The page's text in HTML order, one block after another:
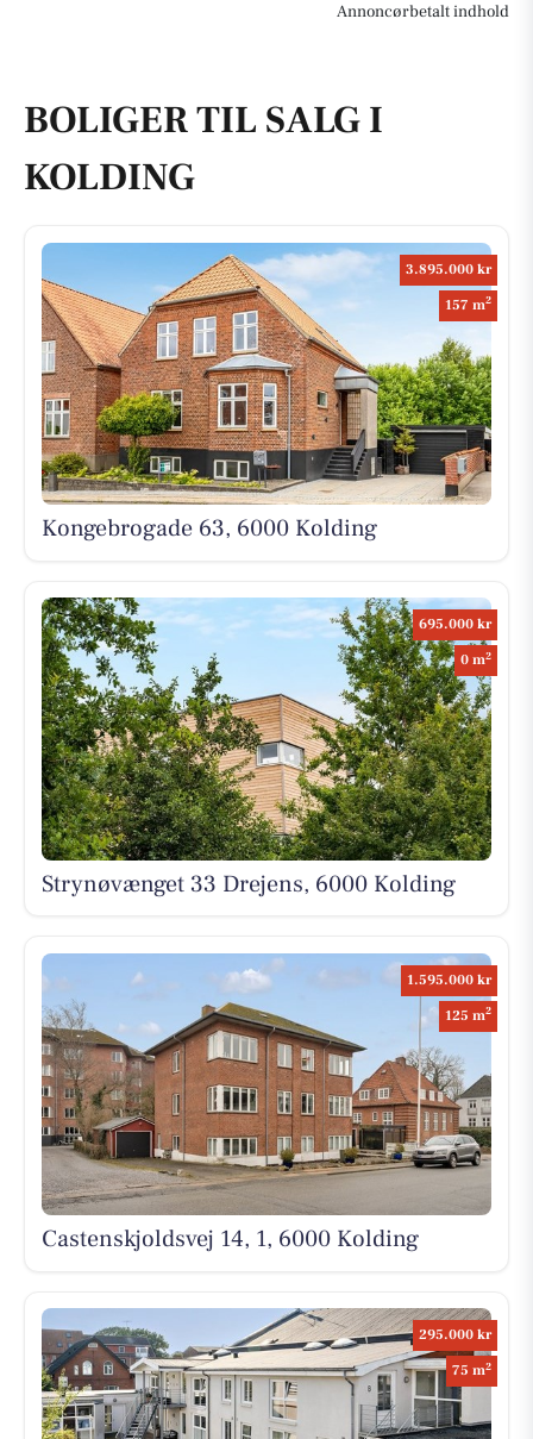
Annoncørbetalt indhold
BOLIGER TIL SALG I
KOLDING
3.895.000 kr
157 m2
Kongebrogade 63, 6000 Kolding
695.000 kr
0 m2
Strynøvænget 33 Drejens, 6000 Kolding
1.595.000 kr
125 m2
Castenskjoldsvej 14, 1, 6000 Kolding
295.000 kr
75 m2